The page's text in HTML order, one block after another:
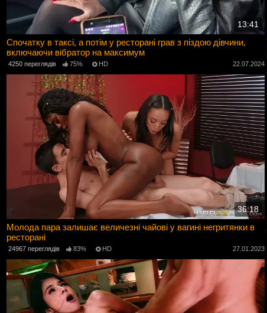
13:41
Спочатку в таксі, а потім у ресторані грав з піздою дівчини,
включаючи вібратор на максимум
4250 переглядів 75% HD 22.07.2024
36:18
Молода пара залишає величезні чайові у вагині негритянки в
ресторані
24967 переглядів 83% HD 27.01.2023